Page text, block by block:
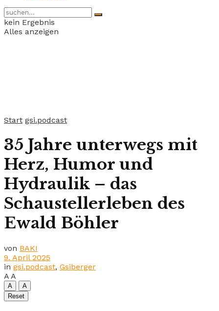
kein Ergebnis
Alles anzeigen
Start gsi.podcast
35 Jahre unterwegs mit
Herz, Humor und
Hydraulik – das
Schaustellerleben des
Ewald Böhler
von BAKI
9. April 2025
in gsi.podcast, Gsiberger
A A
A
A
Reset